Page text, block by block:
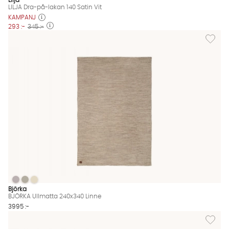
LILJA Dra-på-lakan 140 Satin Vit
KAMPANJ
293 :- 345 :-
Lägg
BJÖRKA Ullmatta 240x340 Linne Finns även i dessa färger:
BJÖRKA Ullmatta 240x340 Linne
BJÖRKA Ullmatta 240x340 Linne
BJÖRKA Ullmatta 240x340 Linne
Björka
BJÖRKA Ullmatta 240x340 Linne
3995 :-
Lägg